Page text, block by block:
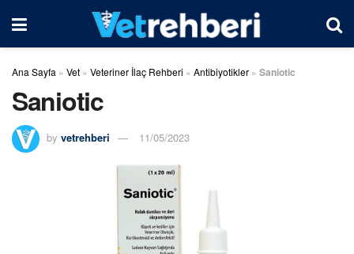
Ana Sayfa » Vet » Veteriner İlaç Rehberi » Antibiyotikler » Saniotic
Saniotic
by vetrehberi 11/05/2023